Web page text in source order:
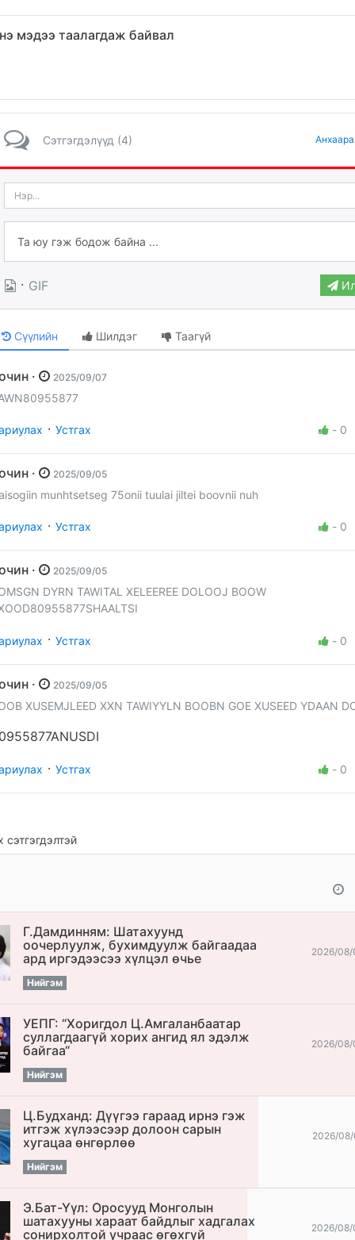
мэдээ таалагдаж байвал
Сэтгэгдэлүүд (4)
· GIF
Сүүлийн Шилдэг Таагүй
Зочин · 2025/09/07
· Устгах - 0
Зочин · 2025/09/05
munhtsetseg 75onii tuulai jiltei boovnii nuh
· Устгах - 0
Зочин · 2025/09/05
DYRN TAWITAL XELEEREE DOLOOJ BOOW
· Устгах - 0
Зочин · 2025/09/05
XUSEMJLEED XXN TAWIYYLN BOOBN GOE XUSEED YDAAN
· Устгах - 0
Г.Дамдинням: Шатахуунд
оочерлуулж, бухимдуулж байгаадаа
ард иргэдээсээ хүлцэл өчье
Нийгэм
2026/08/
УЕПГ: “Хоригдол Ц.Амгаланбаатар
cуллагдаагүй хорих ангид ял эдэлж
байгаа“
Нийгэм
2026/08/
Ц.Будханд: Дүүгээ гараад ирнэ гэж
итгэж хүлээсээр долоон сарын
хугацаа өнгөрлөө
Нийгэм
2026/
Э.Бат-Үүл: Оросууд Монголын
шатахууны хараат байдлыг хадгалах
сонирхолтой учраас өгөхгүй
2026/08/